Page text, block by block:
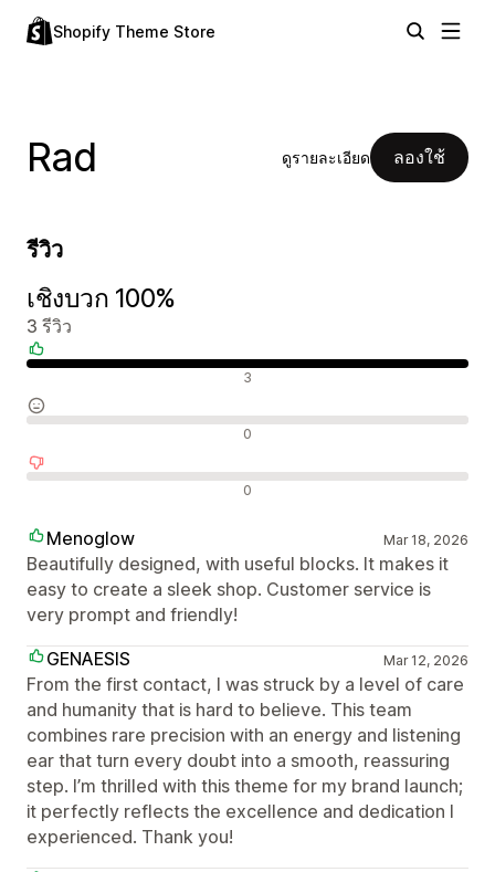
Shopify Theme Store
Rad ดูรายละเอียด ลองใช้
รีวิว
เชิงบวก 100%
3 รีวิว
3
0
0
Menoglow Mar 18, 2026
Beautifully designed, with useful blocks. It makes it
easy to create a sleek shop. Customer service is
very prompt and friendly!
GENAESIS
Mar 12, 2026
From the first contact, I was struck by a level of care
and humanity that is hard to believe. This team
combines rare precision with an energy and listening
ear that turn every doubt into a smooth, reassuring
step. I’m thrilled with this theme for my brand launch;
it perfectly reflects the excellence and dedication I
experienced. Thank you!